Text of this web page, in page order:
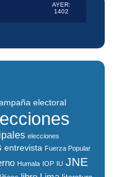
AYER:
1402
electoral
elecciones
entrevista Fuerza Popular
Humala IOP IU JNE